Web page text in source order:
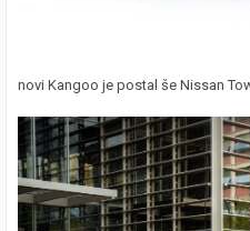
novi Kangoo je postal še Nissan